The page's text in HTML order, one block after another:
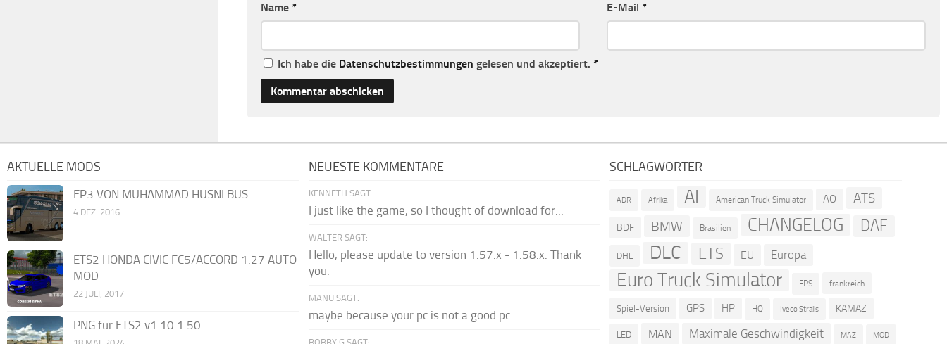
Name * E-Mail *
Ich habe die Datenschutzbestimmungen gelesen und akzeptiert. *
AKTUELLE MODS
EP3 VON MUHAMMAD HUSNI BUS
4 DEZ. 2016
ETS2 HONDA CIVIC FC5/ACCORD 1.27 AUTO
MOD
22 JULI, 2017
PNG für ETS2 v1.10 1.50
NEUESTE KOMMENTARE
KENNETH SAGT:
I just like the game, so I thought of download for...
WALTER SAGT:
Hello, please update to version 1.57.x - 1.58.x. Thank
you.
MANU SAGT:
maybe because your pc is not a good pc
SCHLAGWÖRTER
ADR Afrika AI American Truck Simulator AO ATS
BDF BMW Brasilien CHANGELOG DAF
DHL DLC ETS EU Europa
Euro Truck Simulator FPS frankreich
Spiel-Version GPS HP HQ Iveco Stralis KAMAZ
LED MAN Maximale Geschwindigkeit MAZ MOD